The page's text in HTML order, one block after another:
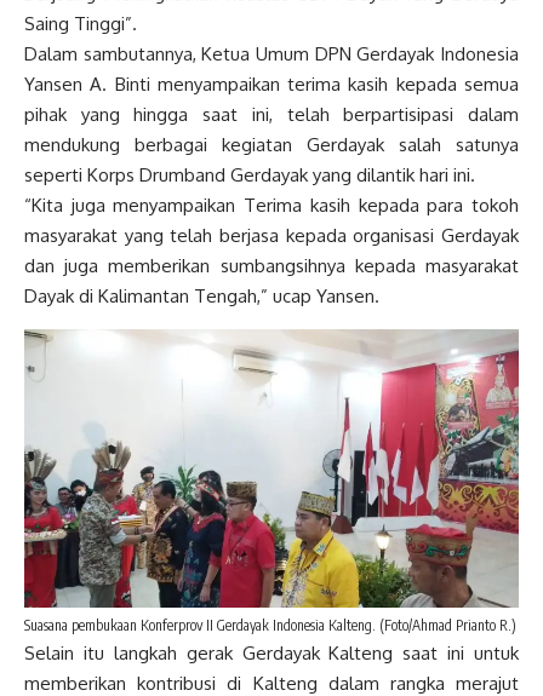
Saing Tinggi”.
Dalam sambutannya, Ketua Umum DPN Gerdayak Indonesia
Yansen A. Binti menyampaikan terima kasih kepada semua
pihak yang hingga saat ini, telah berpartisipasi dalam
mendukung berbagai kegiatan Gerdayak salah satunya
seperti Korps Drumband Gerdayak yang dilantik hari ini.
“Kita juga menyampaikan Terima kasih kepada para tokoh
masyarakat yang telah berjasa kepada organisasi Gerdayak
dan juga memberikan sumbangsihnya kepada masyarakat
Dayak di Kalimantan Tengah,” ucap Yansen.
Suasana pembukaan Konferprov II Gerdayak Indonesia Kalteng. (Foto/Ahmad Prianto R.)
Selain itu langkah gerak Gerdayak Kalteng saat ini untuk
memberikan kontribusi di Kalteng dalam rangka merajut